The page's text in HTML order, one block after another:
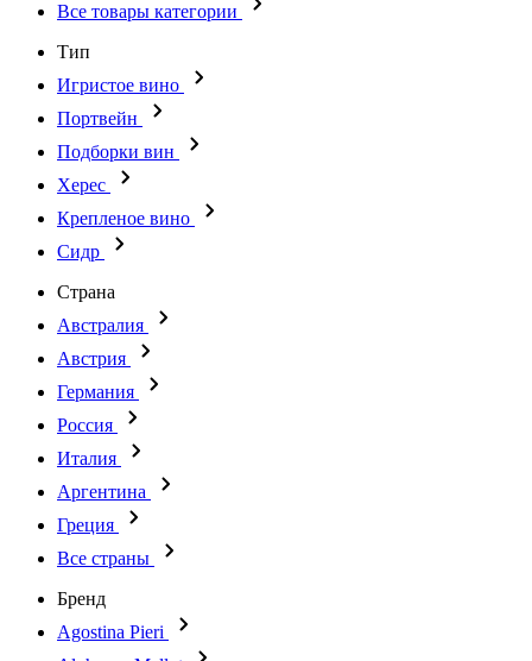
Все товары категории
Тип
Игристое вино
Портвейн
Подборки вин
Херес
Крепленое вино
Сидр
Страна
Австралия
Австрия
Германия
Россия
Италия
Аргентина
Греция
Все страны
Бренд
Agostina Pieri